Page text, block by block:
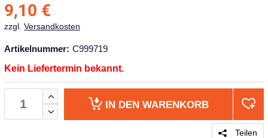
9,10 €
zzgl. Versandkosten
Artikelnummer: C999719
Kein Liefertermin bekannt.
IN DEN WARENKORB
Teilen